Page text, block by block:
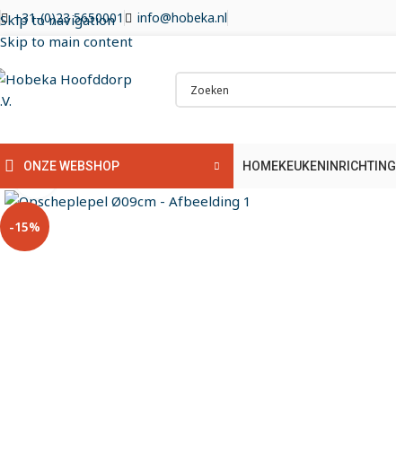
Skip to navigation
Skip to main content
+31-(0)23 5650001 info@hobeka.nl
ONZE WEBSHOP HOMEKEUKENINRICHTING
-15%
Klik om te vergroten